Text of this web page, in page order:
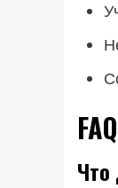
FAQ
Что